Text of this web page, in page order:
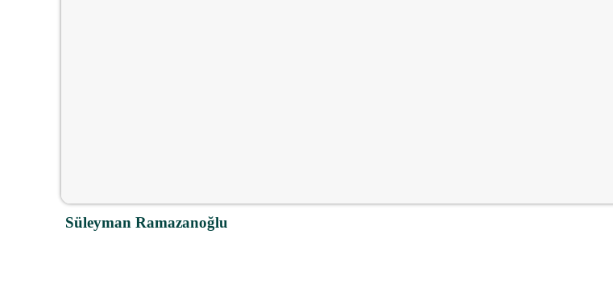
Süleyman Ramazanoğlu